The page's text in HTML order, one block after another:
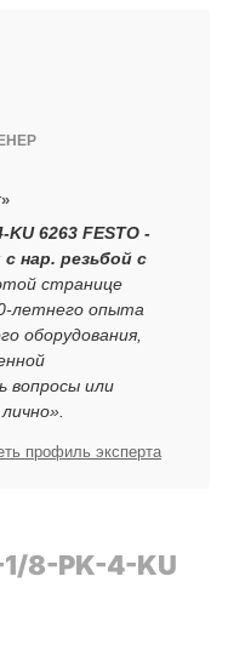
KU 6263 FESTO -
нар. резьбой с
странице
летнего опыта
оборудования,
вопросы или
профиль эксперта
8-PK-4-KU